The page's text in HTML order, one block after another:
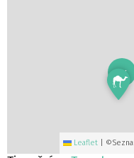
2x
Leaflet